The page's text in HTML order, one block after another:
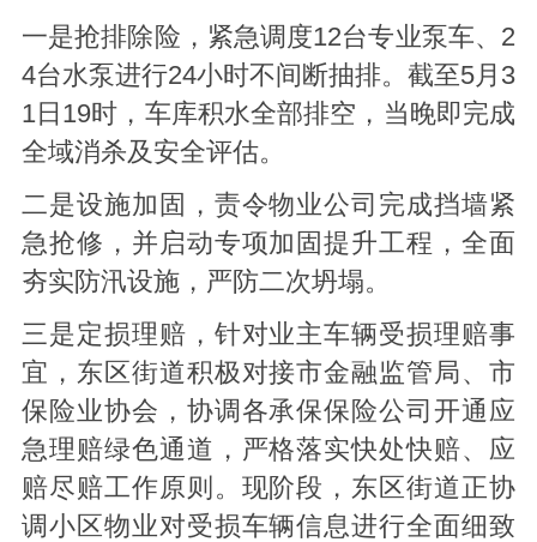
一是抢排除险，紧急调度12台专业泵车、2
4台水泵进行24小时不间断抽排。截至5月3
1日19时，车库积水全部排空，当晚即完成
全域消杀及安全评估。
二是设施加固，责令物业公司完成挡墙紧
急抢修，并启动专项加固提升工程，全面
夯实防汛设施，严防二次坍塌。
三是定损理赔，针对业主车辆受损理赔事
宜，东区街道积极对接市金融监管局、市
保险业协会，协调各承保保险公司开通应
急理赔绿色通道，严格落实快处快赔、应
赔尽赔工作原则。现阶段，东区街道正协
调小区物业对受损车辆信息进行全面细致